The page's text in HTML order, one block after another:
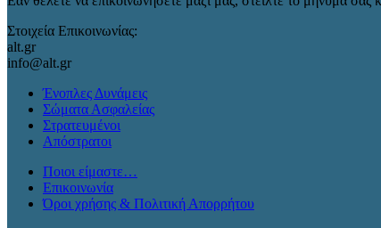
Στοιχεία Επικοινωνίας:
alt.gr
info@alt.gr
Ένοπλες Δυνάμεις
Σώματα Ασφαλείας
Στρατευμένοι
Απόστρατοι
Ποιοι είμαστε…
Επικοινωνία
Όροι χρήσης & Πολιτική Απορρήτου